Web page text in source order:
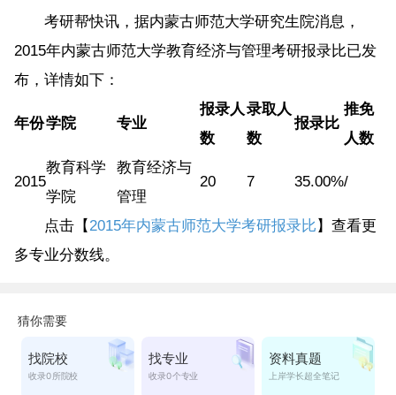
考研帮快讯，据内蒙古师范大学研究生院消息，
2015年内蒙古师范大学教育经济与管理考研报录比已发
布，详情如下：
年份学院 专业
报录人
数
录取人
数
报录比
推免
人数
2015
教育科学
学院
教育经济与
管理
20 7 35.00%/
点击【2015年内蒙古师范大学考研报录比 】查看更
多专业分数线。